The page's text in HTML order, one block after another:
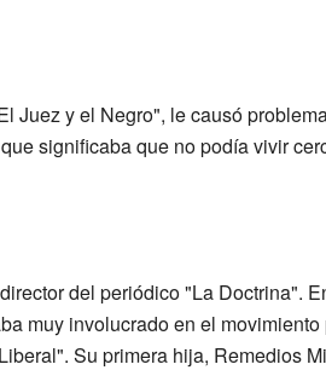
Juez y el Negro", le causó
significaba que no podía vivir
del periódico "La Doctrina".
muy involucrado en el movimiento
Su primera hija, Remedios